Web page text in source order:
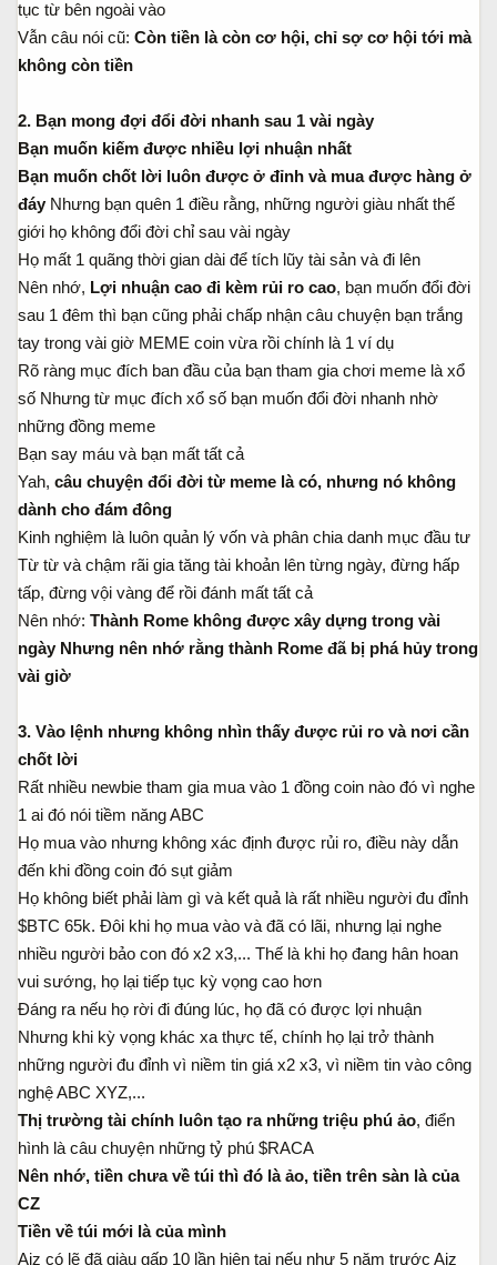
tục từ bên ngoài vào
Vẫn câu nói cũ: Còn tiền là còn cơ hội, chỉ sợ cơ hội tới mà
không còn tiền
2. Bạn mong đợi đổi đời nhanh sau 1 vài ngày
Bạn muốn kiếm được nhiều lợi nhuận nhất
Bạn muốn chốt lời luôn được ở đỉnh và mua được hàng ở
đáy Nhưng bạn quên 1 điều rằng, những người giàu nhất thế
giới họ không đổi đời chỉ sau vài ngày
Họ mất 1 quãng thời gian dài để tích lũy tài sản và đi lên
Nên nhớ, Lợi nhuận cao đi kèm rủi ro cao, bạn muốn đổi đời
sau 1 đêm thì bạn cũng phải chấp nhận câu chuyện bạn trắng
tay trong vài giờ MEME coin vừa rồi chính là 1 ví dụ
Rõ ràng mục đích ban đầu của bạn tham gia chơi meme là xổ
số Nhưng từ mục đích xổ số bạn muốn đổi đời nhanh nhờ
những đồng meme
Bạn say máu và bạn mất tất cả
Yah, câu chuyện đổi đời từ meme là có, nhưng nó không
dành cho đám đông
Kinh nghiệm là luôn quản lý vốn và phân chia danh mục đầu tư
Từ từ và chậm rãi gia tăng tài khoản lên từng ngày, đừng hấp
tấp, đừng vội vàng để rồi đánh mất tất cả
Nên nhớ: Thành Rome không được xây dựng trong vài
ngày Nhưng nên nhớ rằng thành Rome đã bị phá hủy trong
vài giờ
3. Vào lệnh nhưng không nhìn thấy được rủi ro và nơi cần
chốt lời
Rất nhiều newbie tham gia mua vào 1 đồng coin nào đó vì nghe
1 ai đó nói tiềm năng ABC
Họ mua vào nhưng không xác định được rủi ro, điều này dẫn
đến khi đồng coin đó sụt giảm
Họ không biết phải làm gì và kết quả là rất nhiều người đu đỉnh
$BTC 65k. Đôi khi họ mua vào và đã có lãi, nhưng lại nghe
nhiều người bảo con đó x2 x3,... Thế là khi họ đang hân hoan
vui sướng, họ lại tiếp tục kỳ vọng cao hơn
Đáng ra nếu họ rời đi đúng lúc, họ đã có được lợi nhuận
Nhưng khi kỳ vọng khác xa thực tế, chính họ lại trở thành
những người đu đỉnh vì niềm tin giá x2 x3, vì niềm tin vào công
nghệ ABC XYZ,...
Thị trường tài chính luôn tạo ra những triệu phú ảo, điển
hình là câu chuyện những tỷ phú $RACA
Nên nhớ, tiền chưa về túi thì đó là ảo, tiền trên sàn là của
CZ
Tiền về túi mới là của mình
Aiz có lẽ đã giàu gấp 10 lần hiện tại nếu như 5 năm trước Aiz